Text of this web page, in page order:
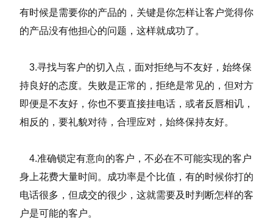
有时候是需要你的产品的，关键是你怎样让客户觉得你
的产品没有他担心的问题，这样就成功了。
3.寻找与客户的切入点，面对拒绝与不友好，始终保
持良好的态度。失败是正常的，拒绝是常见的，但对方
即便是不友好，你也不要直接挂电话，或者反唇相讥，
相反的，要礼貌对待，合理应对，始终保持友好。
4.准确锁定有意向的客户，不必在不可能实现的客户
身上花费大量时间。成功率是个比值，有的时候你打的
电话很多，但成交的很少，这就需要及时判断怎样的客
户是可能的客户。